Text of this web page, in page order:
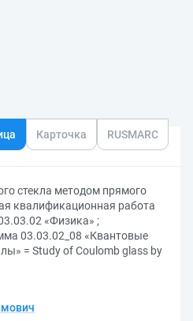
Карточка RUSMARC
стекла методом прямого
квалификационная работа
«Физика» ;
03.03.02_08 «Квантовые
= Study of Coulomb glass by